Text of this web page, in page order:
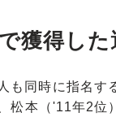
獲得した
も同時に指名す
松本（'11年2